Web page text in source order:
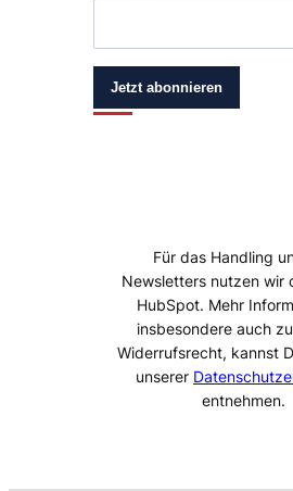
Jetzt abonnieren
Für das Handling
Newsletters nutzen wir
HubSpot. Mehr
insbesondere auch
Widerrufsrecht, kannst
unserer
entnehmen.